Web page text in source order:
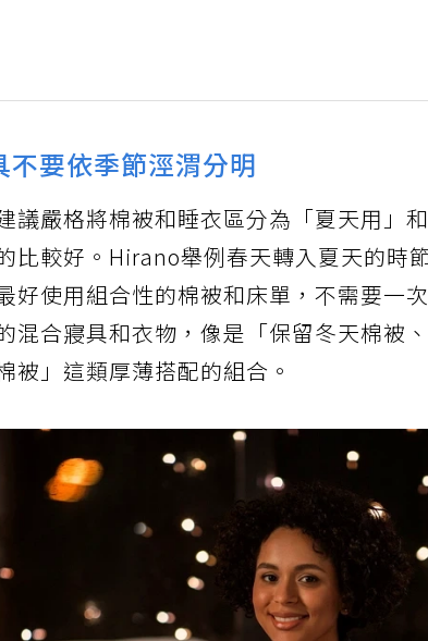
不要依季節涇渭分明
議嚴格將棉被和睡衣區分為「夏天用」
比較好。Hirano舉例春天轉入夏天的時
好使用組合性的棉被和床單，不需要一
混合寢具和衣物，像是「保留冬天棉被
被」這類厚薄搭配的組合。